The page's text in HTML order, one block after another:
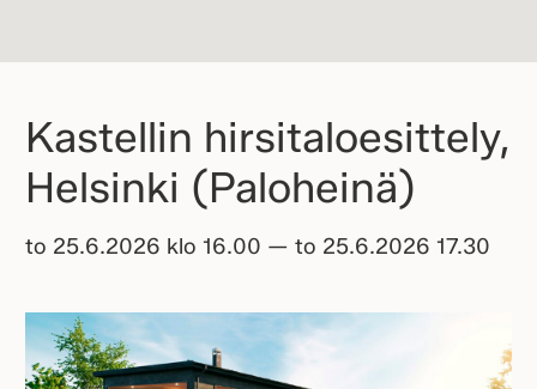
Kastellin hirsitaloesittely,
Helsinki (Paloheinä)
to 25.6.2026 klo 16.00 — to 25.6.2026 17.30